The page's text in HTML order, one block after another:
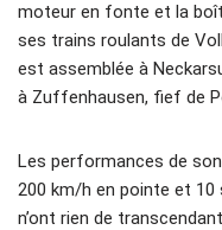
moteur en fonte et la
ses trains roulants de
est assemblée à
à Zuffenhausen, fief de
Les performances de
200 km/h en pointe et
n’ont rien de